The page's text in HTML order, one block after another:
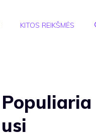
KITOS REIKŠMĖS
Populiaria
usi